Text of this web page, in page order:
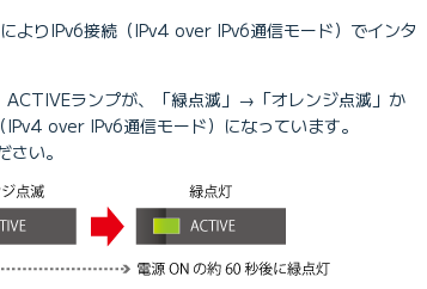
よりIPv6接続（IPv4 over IPv6通信モード）でインタ
ACTIVEランプが、「緑点滅」→「オレンジ点滅」か
over IPv6通信モード）になっています。
い。